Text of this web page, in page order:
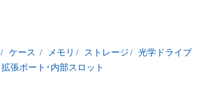
/ ケース / メモリ / ストレージ / 光学ドライブ
拡張ポート･内部スロット